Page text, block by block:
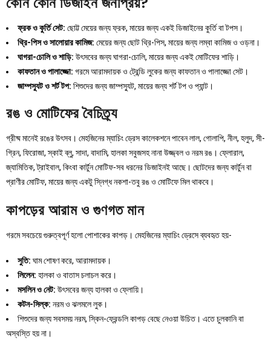
ফ্রক ও কুর্তি সেট: ছোট্ট মেয়ের জন্য ফ্রক, মায়ের জন্য একই ডিজাইনের কুর্তি বা টপস।
থ্রি-পিস ও সালোয়ার কামিজ: মেয়ের জন্য ছোট থ্রি-পিস, মায়ের জন্য লম্বা কামিজ ও ওড়না।
ঘাগরা-চোলি ও শাড়ি: উৎসবের জন্য ঘাগরা-চোলি, মায়ের জন্য একই মোটিফের শাড়ি।
কাফতান ও পালাজ্জো: গরমে আরামদায়ক ও ট্রেন্ডি লুকের জন্য কাফতান ও পালাজ্জো সেট।
জাম্পস্যুট ও শর্ট টপ: শিশুদের জন্য জাম্পস্যুট, মায়ের জন্য শর্ট টপ ও প্যান্ট।
রঙ ও মোটিফের বৈচিত্র্য
গ্রীষ্ম মানেই রঙের উৎসব। মেহজিনের ম্যাচিং ড্রেস কালেকশনে পাবেন লাল, গোলাপি, নীল, হলুদ, সী-
গ্রিন, ফিরোজা, স্কাই ব্লু, সাদা, বাদামি, হালকা সবুজসহ নানা উজ্জ্বল ও নরম রঙ। ফ্লোরাল,
জ্যামিতিক, ট্রাইবাল, কিংবা কার্টুন মোটিফ-সব ধরনের ডিজাইনই আছে। ছোটদের জন্য কার্টুন বা
প্রাণীর মোটিফ, মায়ের জন্য একটু স্নিগ্ধ নকশা-তবু রঙ ও মোটিফে মিল থাকবে।
কাপড়ের আরাম ও গুণগত মান
গরমে সবচেয়ে গুরুত্বপূর্ণ হলো পোশাকের কাপড়। মেহজিনের ম্যাচিং ড্রেসে ব্যবহৃত হয়-
সুতি: ঘাম শোষণ করে, আরামদায়ক।
লিলেন: হালকা ও বাতাস চলাচল করে।
মসলিন ও নেট: উৎসবের জন্য হালকা ও ফ্লোয়ি।
কটন-সিল্ক: নরম ও ঝলমলে লুক।
শিশুদের জন্য সবসময় নরম, স্কিন-ফ্রেন্ডলি কাপড় বেছে নেওয়া উচিত। এতে চুলকানি বা
অস্বস্তি হয় না।